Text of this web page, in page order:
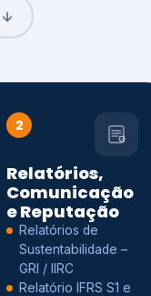
2
Relatórios,
Comunicação
e Reputação
Relatórios de
Sustentabilidade –
GRI / IIRC
Relatório IFRS S1 e